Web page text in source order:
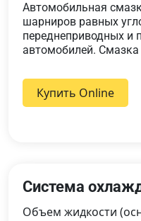
Автомобильная
шарниров равных
переднеприводных и
автомобилей. Смазка
Купить Online
Система
Объем жидкости